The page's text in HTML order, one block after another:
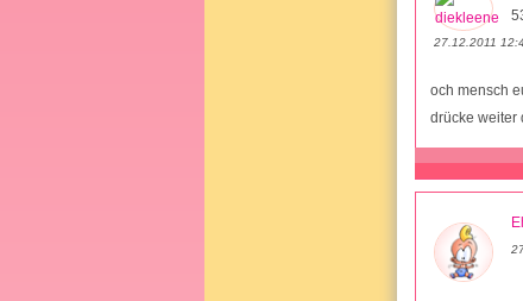
27.12.2011
och mensch
drücke weiter